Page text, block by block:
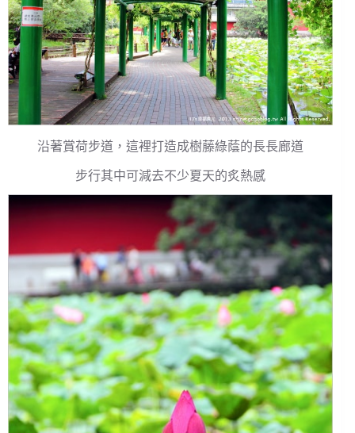
沿著賞荷步道，這裡打造成樹藤綠蔭的長長廊道
步行其中可減去不少夏天的炙熱感